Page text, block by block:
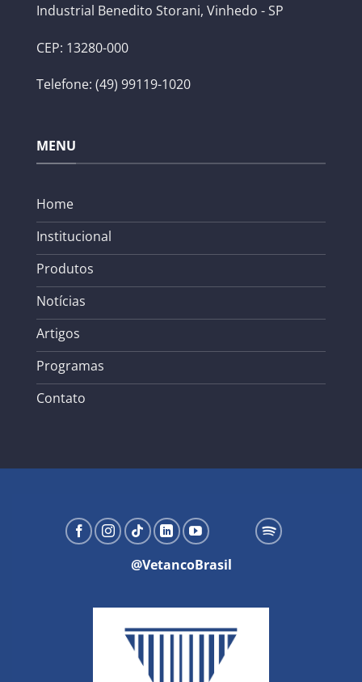
Industrial Benedito Storani, Vinhedo - SP
CEP: 13280-000
Telefone: (49) 99119-1020
MENU
Home
Institucional
Produtos
Notícias
Artigos
Programas
Contato
@VetancoBrasil